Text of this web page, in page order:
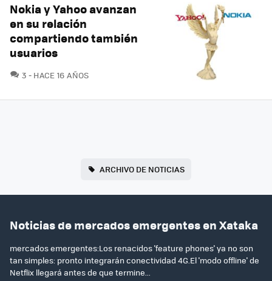
Nokia y Yahoo avanzan
en su relación
compartiendo también
usuarios
3 COMENTARIOS
HACE 16 AÑOS
ARCHIVO DE NOTICIAS
Noticias de mercados emergentes en Xataka
mercados emergentes:Los renacidos 'feature phones' ya no son
tan simples: pronto integrarán conectividad 4G.El 'modo offline' de
Netflix llegará antes de que termine...